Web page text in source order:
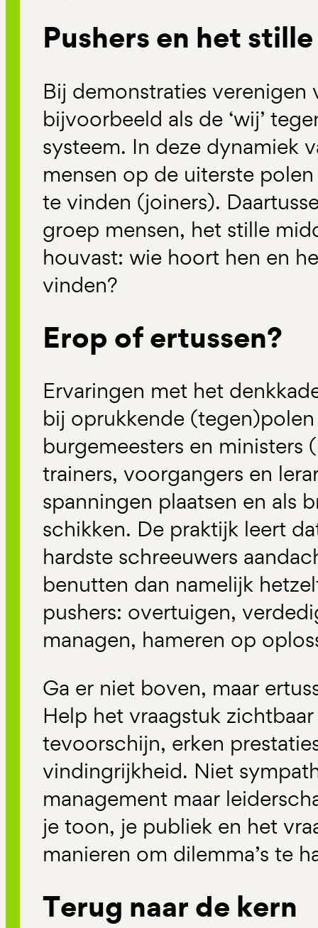
Pushers en het
Bij demonstraties verenigen
bijvoorbeeld als de ‘wij’
systeem. In deze dynamiek
mensen op de uiterste
te vinden (joiners).
groep mensen, het stille
houvast: wie hoort hen en
vinden?
Erop of ertussen?
Ervaringen met het
bij oprukkende (tegen)polen
burgemeesters en ministers
trainers, voorgangers en
spanningen plaatsen en als
schikken. De praktijk leert
hardste schreeuwers
benutten dan namelijk
pushers: overtuigen,
managen, hameren op
Ga er niet boven, maar
Help het vraagstuk
tevoorschijn, erken
vindingrijkheid. Niet
management maar
je toon, je publiek en het
manieren om dilemma’s te
Terug naar de kern